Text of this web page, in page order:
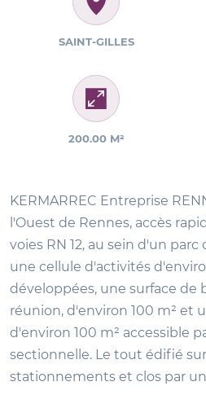
SAINT-GILLES
200.00 M²
KERMARREC Entreprise
l'Ouest de Rennes, accès
voies RN 12, au sein d'un
une cellule d'activités
développées, une surface de
réunion, d'environ 100 m² et
d'environ 100 m² accessible
sectionnelle. Le tout édifié
stationnements et clos par